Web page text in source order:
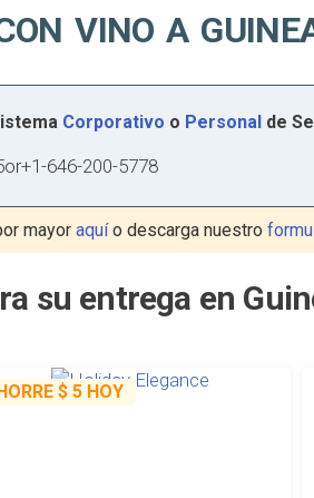
VINO A
Corporativo o Personal de
or+1-646-200-5778
mayor aquío descarga nuestro
su entrega en
$ 5HOY